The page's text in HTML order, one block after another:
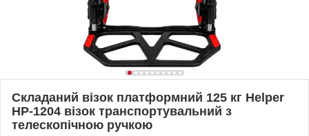
Складаний візок платформний 125 кг Helper
HP-1204 візок транспортувальний з
телескопічною ручкою